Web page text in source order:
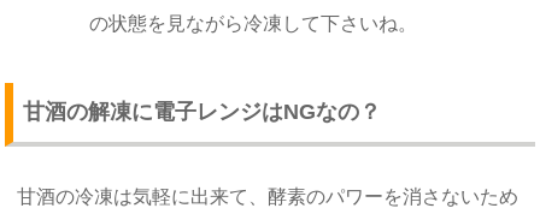
の状態を見ながら冷凍して下さいね。
甘酒の解凍に電子レンジはNGなの？
甘酒の冷凍は気軽に出来て、酵素のパワーを消さないため